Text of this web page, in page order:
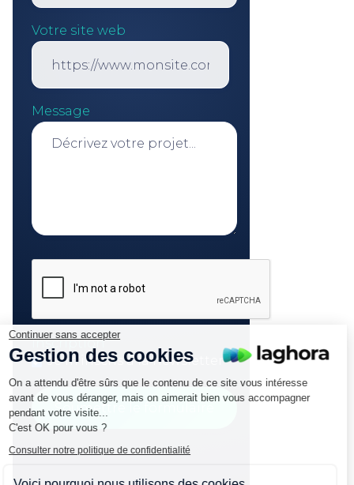
Continuer sans accepter
Gestion des cookies
On a attendu d'être sûrs que le contenu de ce site vous intéresse
avant de vous déranger, mais on aimerait bien vous accompagner
pendant votre visite...
C'est OK pour vous ?
Consulter notre politique de confidentialité
Votre site web
Message
Inscription
Je m'inscris à la newsletter